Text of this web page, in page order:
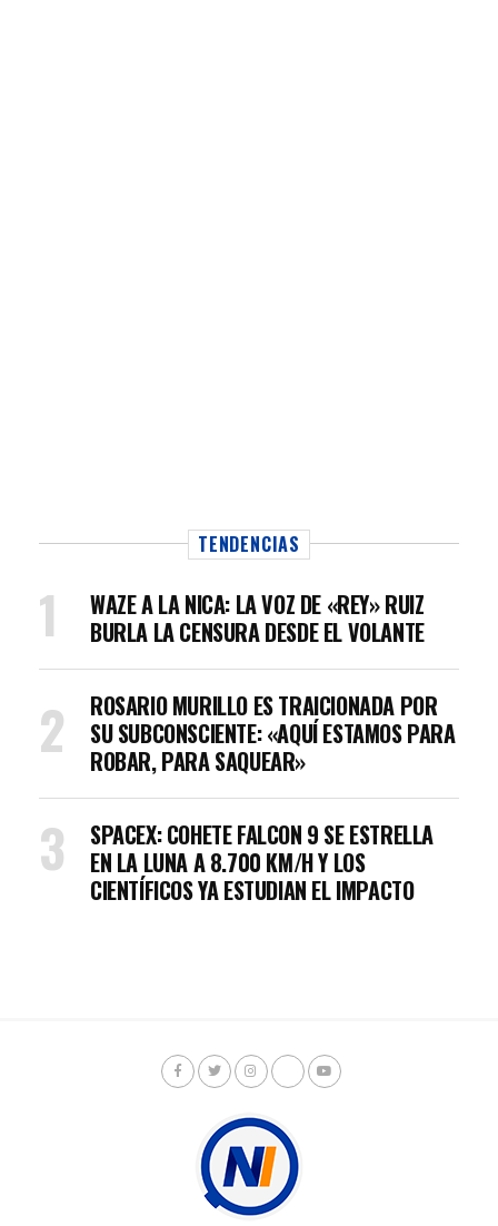
TENDENCIAS
WAZE A LA NICA: LA VOZ DE «REY» RUIZ
BURLA LA CENSURA DESDE EL VOLANTE
ROSARIO MURILLO ES TRAICIONADA POR
SU SUBCONSCIENTE: «AQUÍ ESTAMOS PARA
ROBAR, PARA SAQUEAR»
SPACEX: COHETE FALCON 9 SE ESTRELLA
EN LA LUNA A 8.700 KM/H Y LOS
CIENTÍFICOS YA ESTUDIAN EL IMPACTO